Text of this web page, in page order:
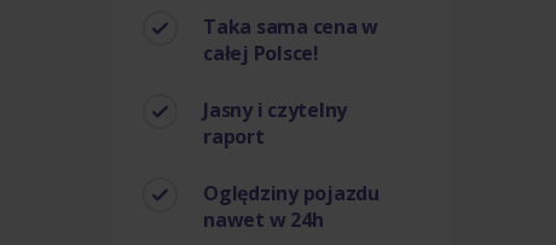
Taka sama cena w
całej Polsce!
Jasny i czytelny
raport
Oględziny pojazdu
nawet w 24h